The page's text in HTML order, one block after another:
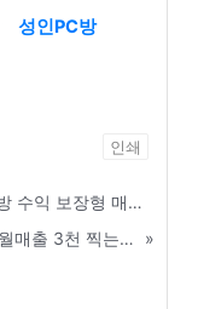
성인PC방
인쇄
텔레그램ID:KPU77 성피ㄱㄱ 성인PC방 수익 보장형 매장 위탁 운영 및 임대 - 김제
텔레그램ID:KPU77 한피연 성인 피시방 월매출 3천 찍는 상권 분석 및 입지 선정 - 중구
»